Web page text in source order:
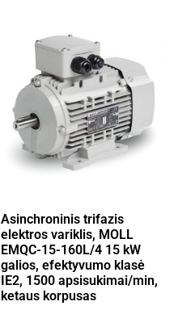
Asinchroninis trifazis
elektros variklis, MOLL
EMQC-15-160L/4 15 kW
galios, efektyvumo klasė
IE2, 1500 apsisukimai/min,
ketaus korpusas